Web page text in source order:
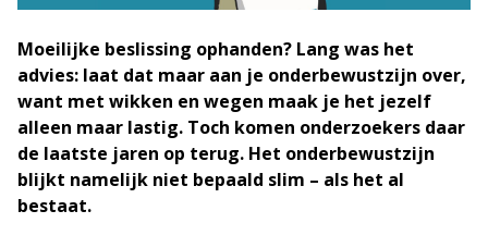
Moeilijke beslissing ophanden? Lang was het
advies: laat dat maar aan je onderbewustzijn over,
want met wikken en wegen maak je het jezelf
alleen maar lastig. Toch komen onderzoekers daar
de laatste jaren op terug. Het onderbewustzijn
blijkt namelijk niet bepaald slim – als het al
bestaat.